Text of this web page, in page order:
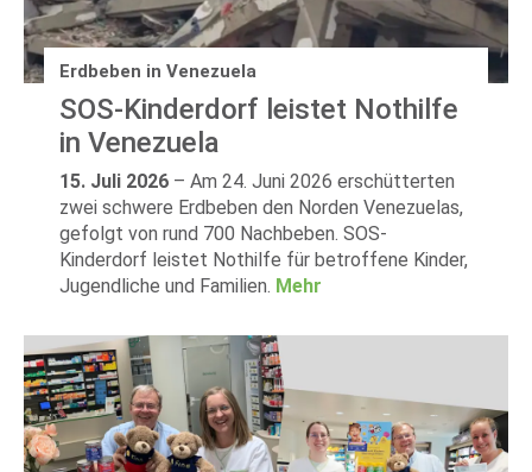
Erdbeben in Venezuela
SOS-Kinderdorf leistet Nothilfe
in Venezuela
15. Juli 2026 – Am 24. Juni 2026 erschütterten
zwei schwere Erdbeben den Norden Venezuelas,
gefolgt von rund 700 Nachbeben. SOS-
Kinderdorf leistet Nothilfe für betroffene Kinder,
Jugendliche und Familien. Mehr